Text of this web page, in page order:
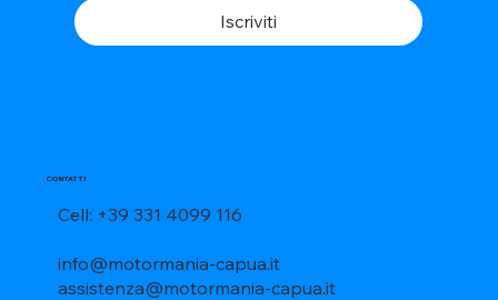
CONTATTI
Cell: +39 331 4099 116
info@motormania-capua.it
assistenza@motormania-capua.it
Iscriviti